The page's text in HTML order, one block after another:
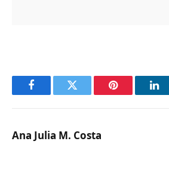
FacebookTwitter Pinterest
Ana Julia M. Costa